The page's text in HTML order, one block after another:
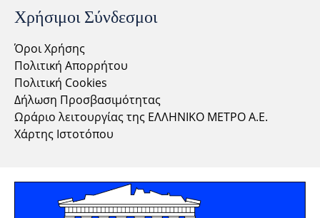
Χρήσιμοι Σύνδεσμοι
Όροι Χρήσης
Πολιτική Απορρήτου
Πολιτική Cookies
Δήλωση Προσβασιμότητας
Ωράριο λειτουργίας της ΕΛΛΗΝΙΚΟ ΜΕΤΡΟ Α.Ε.
Χάρτης Ιστοτόπου